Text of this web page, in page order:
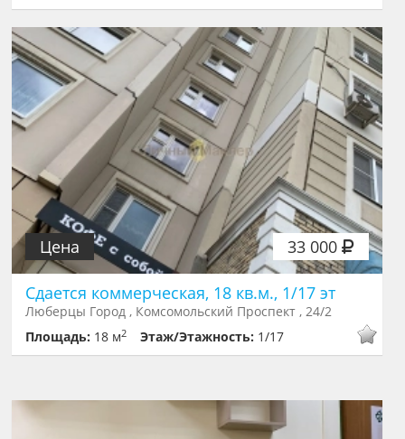
33 000
Цена
Сдается коммерческая, 18 кв.м., 1/17 эт
Люберцы Город , Комсомольский Проспект , 24/2
Площадь: 18 м2 Этаж/Этажность: 1/17